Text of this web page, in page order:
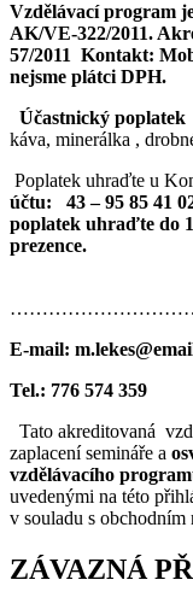
Vzdělávací program
AK/VE-322/2011.
57/2011 Kontakt:
nejsme plátci DPH.
Účastnický
káva, minerálka ,
Poplatek uhraďte u
účtu: 43 – 95 85 41
poplatek uhraďte do
prezence.
E-mail:
Tel.: 776 574 359
Tato akreditovaná
zaplacení semináře a
vzdělávacího
uvedenými na této
v souladu s obchodním
ZÁVAZNÁ